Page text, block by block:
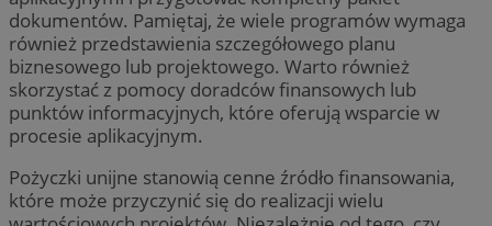
dokumentów. Pamiętaj, że wiele programów wymaga
również przedstawienia szczegółowego planu
biznesowego lub projektowego. Warto również
skorzystać z pomocy doradców finansowych lub
punktów informacyjnych, które oferują wsparcie w
procesie aplikacyjnym.
Pożyczki unijne stanowią cenne źródło finansowania,
które może przyczynić się do realizacji wielu